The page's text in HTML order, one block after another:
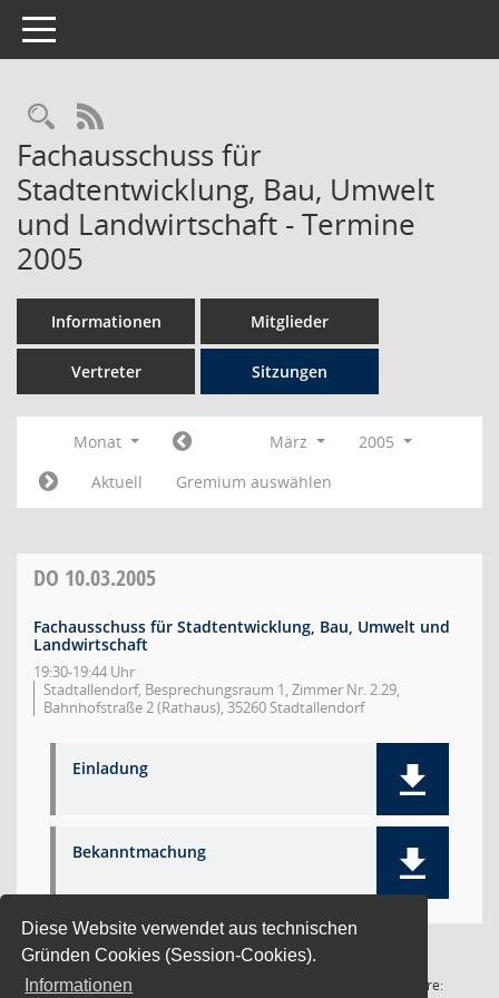
Diese Website verwendet aus technischen
Gründen Cookies (Session-Cookies).
Informationen
Toggle navigation
Rechercheauswahl
RSS-Feed
Fachausschuss für
Stadtentwicklung, Bau, Umwelt
und Landwirtschaft - Termine
2005
Informationen Mitglieder
Vertreter Sitzungen
Monat März
2005
Aktuell
Gremium auswählen
DO 10.03.2005
Fachausschuss für Stadtentwicklung, Bau, Umwelt und
Landwirtschaft
19:30-19:44 Uhr
Stadtallendorf, Besprechungsraum 1, Zimmer Nr. 2.29,
Bahnhofstraße 2 (Rathaus), 35260 Stadtallendorf
Einladung
Bekanntmachung
1 Satz
Software: